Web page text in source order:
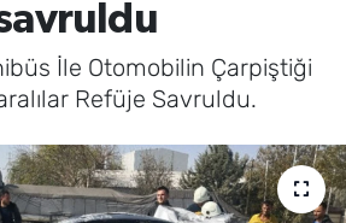
İle Otomobilin Çarpiştiği
Refüje Savruldu.